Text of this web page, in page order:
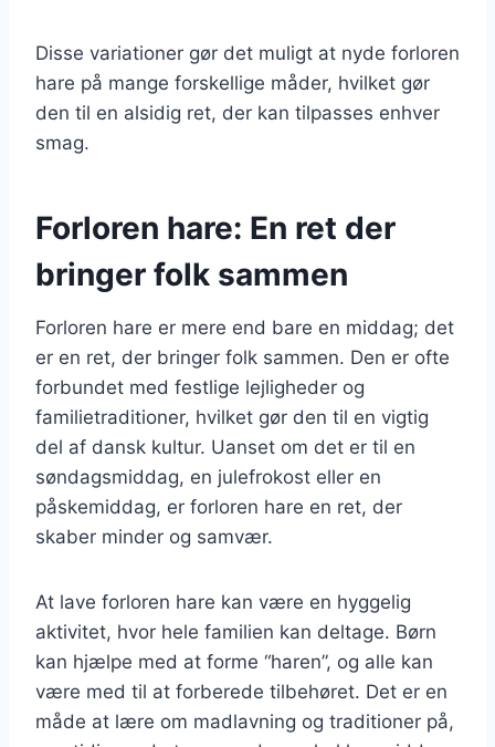
Disse variationer gør det muligt at nyde forloren
hare på mange forskellige måder, hvilket gør
den til en alsidig ret, der kan tilpasses enhver
smag.
Forloren hare: En ret der
bringer folk sammen
Forloren hare er mere end bare en middag; det
er en ret, der bringer folk sammen. Den er ofte
forbundet med festlige lejligheder og
familietraditioner, hvilket gør den til en vigtig
del af dansk kultur. Uanset om det er til en
søndagsmiddag, en julefrokost eller en
påskemiddag, er forloren hare en ret, der
skaber minder og samvær.
At lave forloren hare kan være en hyggelig
aktivitet, hvor hele familien kan deltage. Børn
kan hjælpe med at forme “haren”, og alle kan
være med til at forberede tilbehøret. Det er en
måde at lære om madlavning og traditioner på,